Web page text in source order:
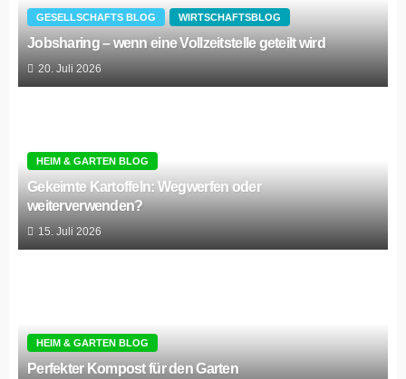
GESELLSCHAFTS BLOG WIRTSCHAFTSBLOG
Jobsharing – wenn eine Vollzeitstelle geteilt wird
20. Juli 2026
HEIM & GARTEN BLOG
Gekeimte Kartoffeln: Wegwerfen oder
weiterverwenden?
15. Juli 2026
HEIM & GARTEN BLOG
Perfekter Kompost für den Garten